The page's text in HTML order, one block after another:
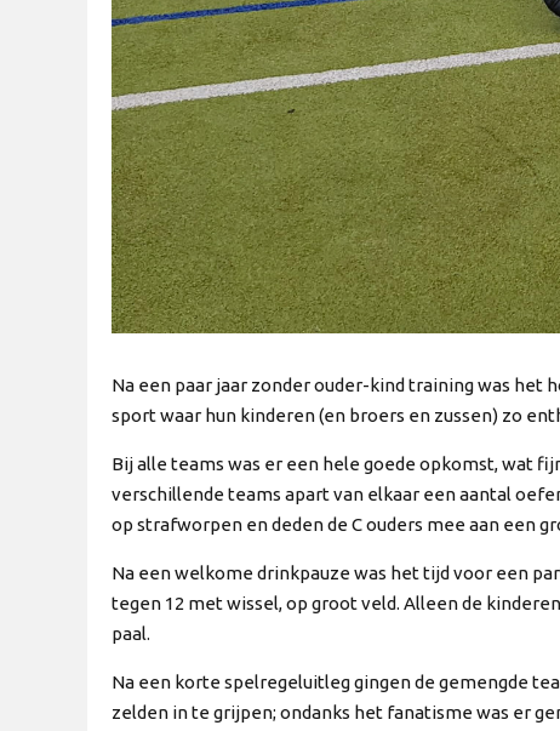
Na een paar jaar zonder ouder-kind training was het
sport waar hun kinderen (en broers en zussen) zo
Bij alle teams was er een hele goede opkomst, wat
verschillende teams apart van elkaar een aantal
op strafworpen en deden de C ouders mee aan een
Na een welkome drinkpauze was het tijd voor een
tegen 12 met wissel, op groot veld. Alleen de
paal.
Na een korte spelregeluitleg gingen de gemengde
zelden in te grijpen; ondanks het fanatisme was er